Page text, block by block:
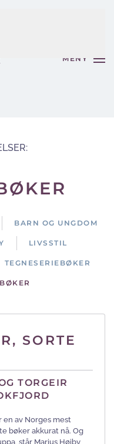
MENY
BARN OG UNGDOM
LIVSSTIL
TEGNESERIEBØKER
SORTE
TORGEIR
en av Norges mest
bøker akkurat nå. Og
står Marius Høiby